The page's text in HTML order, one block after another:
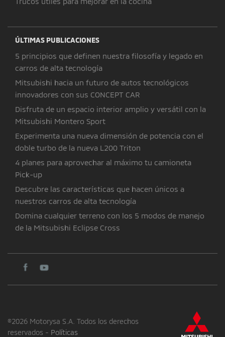
ÚLTIMAS PUBLICACIONES
5 principios que definen nuestra filosofía y legado en
carros de alta tecnología
Mitsubishi hacia un futuro de autos tecnológicos
innovadores con sus CONCEPT CAR
Disfruta de un espacio interior amplio y versátil con la
Mitsubishi Montero Sport
Experimenta una nueva dimensión de potencia con el
doble turbo de la nueva L200 Triton
4 planes para aprovechar al máximo tu camioneta
Pick-up
Descubre las características que hacen únicos a
nuestros carros de alta tecnología
Domina cualquier terreno con los 5 modos de manejo
de la Mitsubishi Eclipse Cross
©2026 Motorysa S.A. Todos los derechos
reservados - Políticas